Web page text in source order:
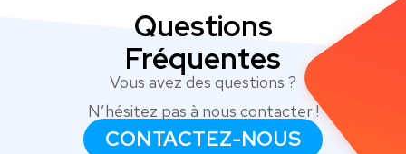
Questions
Fréquentes
Vous avez des questions ?
N’hésitez pas à nous contacter !
CONTACTEZ-NOUS